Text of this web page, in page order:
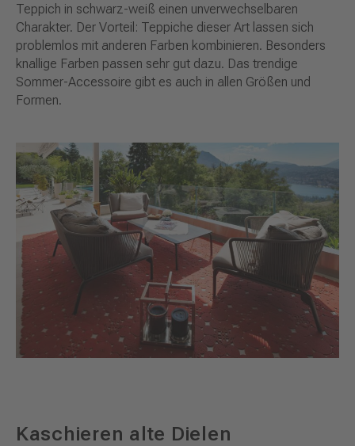
Teppich in schwarz-weiß einen unverwechselbaren
Charakter. Der Vorteil: Teppiche dieser Art lassen sich
problemlos mit anderen Farben kombinieren. Besonders
knallige Farben passen sehr gut dazu. Das trendige
Sommer-Accessoire gibt es auch in allen Größen und
Formen.
Kaschieren alte Dielen